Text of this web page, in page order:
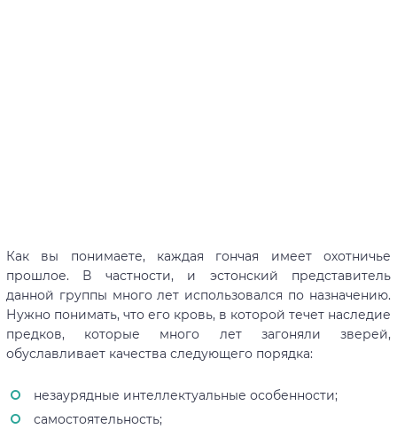
Как вы понимаете, каждая гончая имеет охотничье
прошлое. В частности, и эстонский представитель
данной группы много лет использовался по назначению.
Нужно понимать, что его кровь, в которой течет наследие
предков, которые много лет загоняли зверей,
обуславливает качества следующего порядка:
незаурядные интеллектуальные особенности;
самостоятельность;